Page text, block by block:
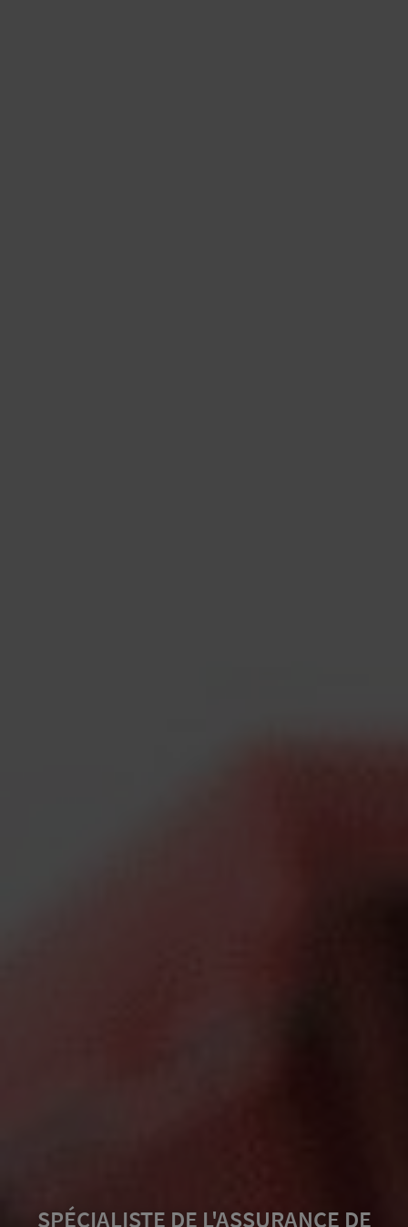
ASSURANCE AUTO OU